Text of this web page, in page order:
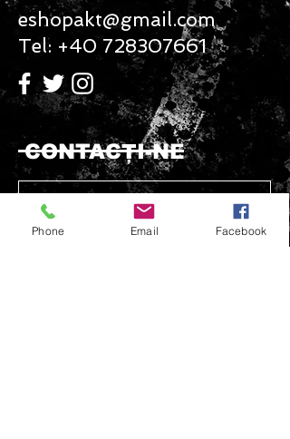
eshopakt@gmail.com
Tel: +40 728307661
CONTACŢI-NE
Phone Email Facebook